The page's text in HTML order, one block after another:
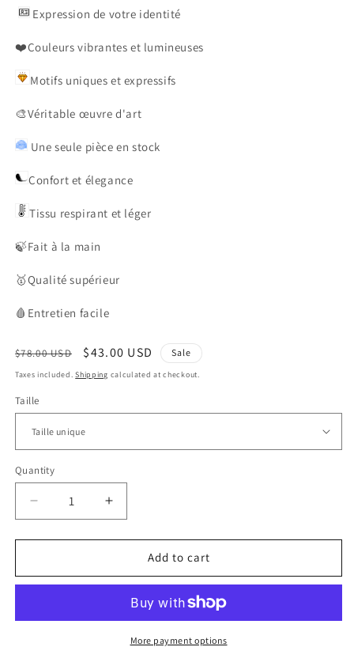
Expression de votre identité
❤️Couleurs vibrantes et lumineuses
Motifs uniques et expressifs
🎨Véritable œuvre d'art
Une seule pièce en stock
Confort et élegance
Tissu respirant et léger
🍃Fait à la main
🥇Qualité supérieur
🩸 Entretien facile
Regular
price
$78.00 USD
Sale
price
$43.00 USD Sale
Taxes included.Shipping calculated at checkout.
Taille
Quantity
Decrease
quantity
for
mi-
Increase
quantity
for
Tunique
mi-
Add to cart
More payment options